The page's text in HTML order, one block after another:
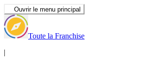
Ouvrir le menu principal
Toute la Franchise
|